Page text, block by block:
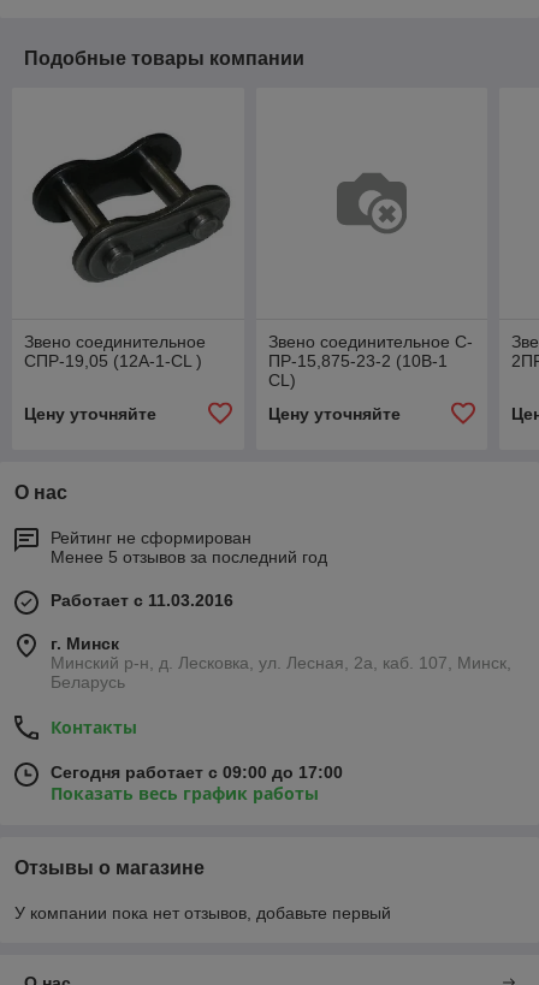
Подобные товары компании
Звено соединительное
СПР-19,05 (12А-1-CL )
Цену уточняйте
Звено соединительное С-
ПР-15,875-23-2 (10В-1
CL)
Цену уточняйте
О нас
Рейтинг не сформирован
Менее 5 отзывов за последний год
Работает с 11.03.2016
г. Минск
Минский р-н, д. Лесковка, ул. Лесная, 2а, каб. 107, Минск,
Беларусь
Контакты
Сегодня работает с 09:00 до 17:00
Показать весь график работы
Отзывы о магазине
У компании пока нет отзывов, добавьте первый